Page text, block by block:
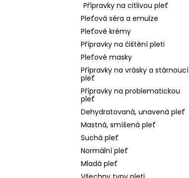
Přípravky na citlivou pleť
Pleťová séra a emulze
Pleťové krémy
Přípravky na čištění pleti
Pleťové masky
Přípravky na vrásky a stárnoucí
pleť
Přípravky na problematickou
pleť
Dehydratovaná, unavená pleť
Mastná, smíšená pleť
Suchá pleť
Normální pleť
Mladá pleť